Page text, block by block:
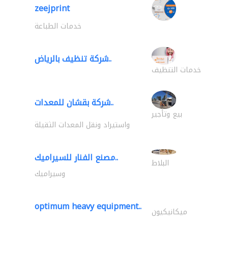
zeejprint
خدمات الطباعة
شركة تنظيف بالرياض..
خدمات التنظيف
شركة بقشان للمعدات..
بيع وتأجير
واستيراد ونقل المعدات الثقيلة
مصنع الفنار للسيراميك.. البلاط
وسيراميك
optimum heavy equipment.. ميكانيكيون